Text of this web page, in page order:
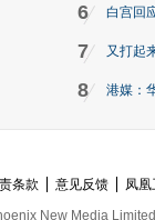
6 白宫回
7 又打起
8 港媒：
条款 意见反馈 凤凰
New Media